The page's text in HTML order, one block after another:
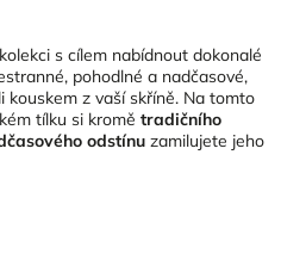
s cílem nabídnout dokonalé
pohodlné a nadčasové,
kouskem z vaší skříně. Na tomto
tílku si kromě tradičního
odstínu zamilujete jeho